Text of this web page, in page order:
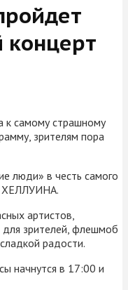
к самому страшному
зрителям пора
люди» в честь самого
ХЕЛЛУИНА.
артистов,
для зрителей, флешмоб
радости.
начнутся в 17:00 и